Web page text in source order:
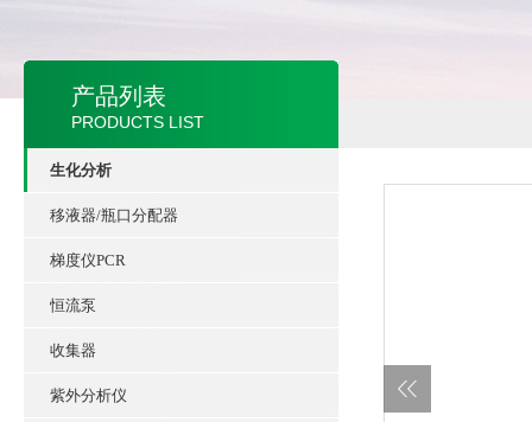
产品列表
PRODUCTS LIST
生化分析
移液器/瓶口分配器
梯度仪PCR
恒流泵
收集器
紫外分析仪